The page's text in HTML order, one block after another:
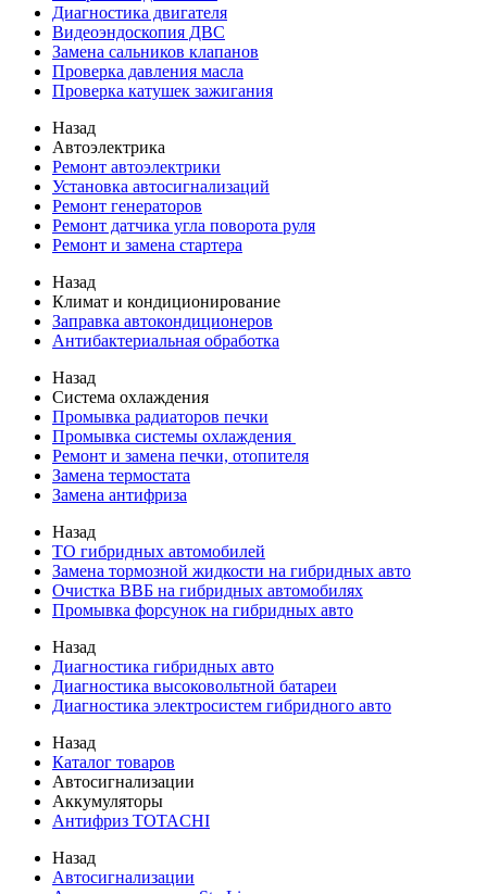
Диагностика двигателя
Видеоэндоскопия ДВС
Замена сальников клапанов
Проверка давления масла
Проверка катушек зажигания
Назад
Автоэлектрика
Ремонт автоэлектрики
Установка автосигнализаций
Ремонт генераторов
Ремонт датчика угла поворота руля
Ремонт и замена стартера
Назад
Климат и кондиционирование
Заправка автокондиционеров
Антибактериальная обработка
Назад
Система охлаждения
Промывка радиаторов печки
Промывка системы охлаждения
Ремонт и замена печки, отопителя
Замена термостата
Замена антифриза
Назад
ТО гибридных автомобилей
Замена тормозной жидкости на гибридных авто
Очистка ВВБ на гибридных автомобилях
Промывка форсунок на гибридных авто
Назад
Диагностика гибридных авто
Диагностика высоковольтной батареи
Диагностика электросистем гибридного авто
Назад
Каталог товаров
Автосигнализации
Аккумуляторы
Антифриз TOTACHI
Назад
Автосигнализации